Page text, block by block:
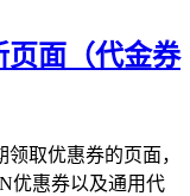
页面（代金券
取优惠券的页面，
优惠券以及通用代